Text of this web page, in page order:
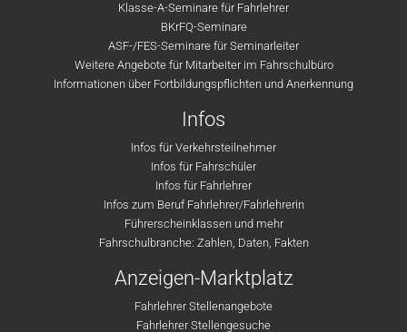
Klasse-A-Seminare für Fahrlehrer
BKrFQ-Seminare
ASF-/FES-Seminare für Seminarleiter
Weitere Angebote für Mitarbeiter im Fahrschulbüro
Informationen über Fortbildungspflichten und Anerkennung
Infos
Infos für Verkehrsteilnehmer
Infos für Fahrschüler
Infos für Fahrlehrer
Infos zum Beruf Fahrlehrer/Fahrlehrerin
Führerscheinklassen und mehr
Fahrschulbranche: Zahlen, Daten, Fakten
Anzeigen-Marktplatz
Fahrlehrer Stellenangebote
Fahrlehrer Stellengesuche